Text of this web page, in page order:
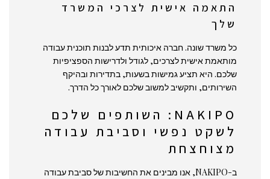
התאמה אישית לצרכי המשרד
שלך
כל משרד שונה. חברה איכותית תדע לבנות תוכנית עבודה
מותאמת אישית לצרכים, לגודל ולדרישות הספציפיות
שלכם. היא תציע גמישות בשעות, בתדירות ובהיקף
השירותים, ותקשיב למשוב שלכם לאורך כל הדרך.
NAKIPO: השותפים שלכם
לשקט נפשי וסביבת עבודה
מצוחצחת
ב-NAKIPO, אנו מבינים את החשיבות של סביבת עבודה